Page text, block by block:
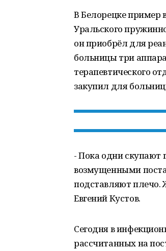
В Белорецке пример
Уральского
он приобрёл для
больницы три
терапевтического
закупил для
- Пока одни скупают
возмущенными
подставляют плечо.
Евгений Кустов.
Сегодня в
рассчитанных на